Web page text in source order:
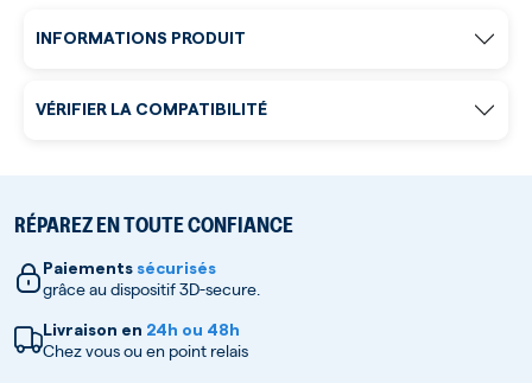
INFORMATIONS PRODUIT
RÉPAREZ EN TOUTE CONFIANCE
Paiements sécurisés
grâce au dispositif 3D-secure.
Livraison en 24h ou 48h
Chez vous ou en point relais
VÉRIFIER LA COMPATIBILITÉ